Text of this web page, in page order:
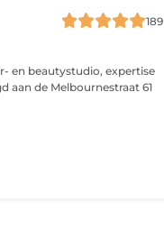
189
en beautystudio, expertise
aan de Melbournestraat 61